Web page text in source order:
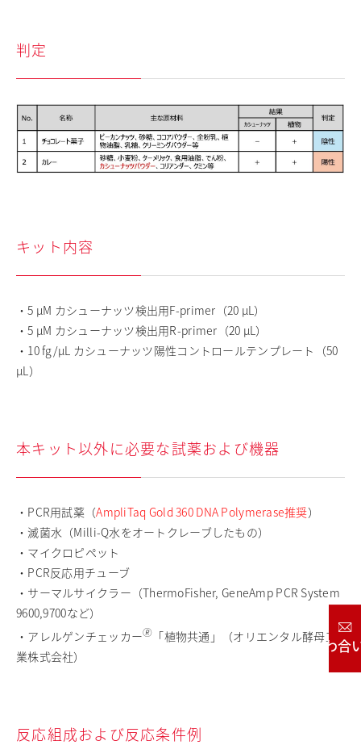
判定
キット内容
・5 μM カシューナッツ検出用F-primer（20 μL）
・5 μM カシューナッツ検出用R-primer（20 μL）
・10 fg/μL カシューナッツ陽性コントロールテンプレート（50
μL）
本キット以外に必要な試薬および機器
・PCR用試薬（AmpliTaq Gold 360 DNA Polymerase推奨）
・滅菌水（Milli-Q水をオートクレーブしたもの）
・マイクロピペット
・PCR反応用チューブ
・サーマルサイクラー（ThermoFisher, GeneAmp PCR System
9600,9700など）
・アレルゲンチェッカー🄬 「植物共通」（オリエンタル酵母工
業株式会社）
反応組成および反応条件例
お問い合わせ